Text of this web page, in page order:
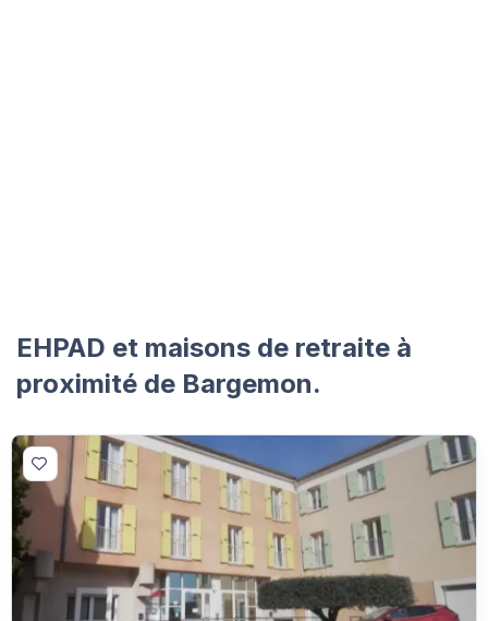
EHPAD et maisons de retraite à
proximité de Bargemon.